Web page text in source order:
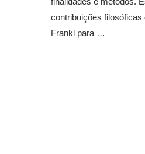
contribuições
Frankl para …